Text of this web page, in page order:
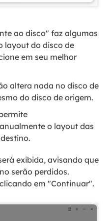
ao disco" faz algumas
layout do disco de
em seu melhor
altera nada no disco de
do disco de origem.
o layout das
exibida, avisando que
serão perdidos.
em "Continuar".